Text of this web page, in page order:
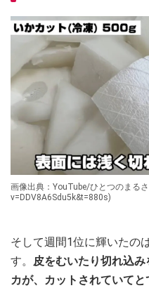
画像出典：YouTube/ひとつのまる
v=DDV8A6Sdu5k&t=880s)
そして週間1位に輝いたの
す。 皮をむいたり切れ込
カが、カットされていて